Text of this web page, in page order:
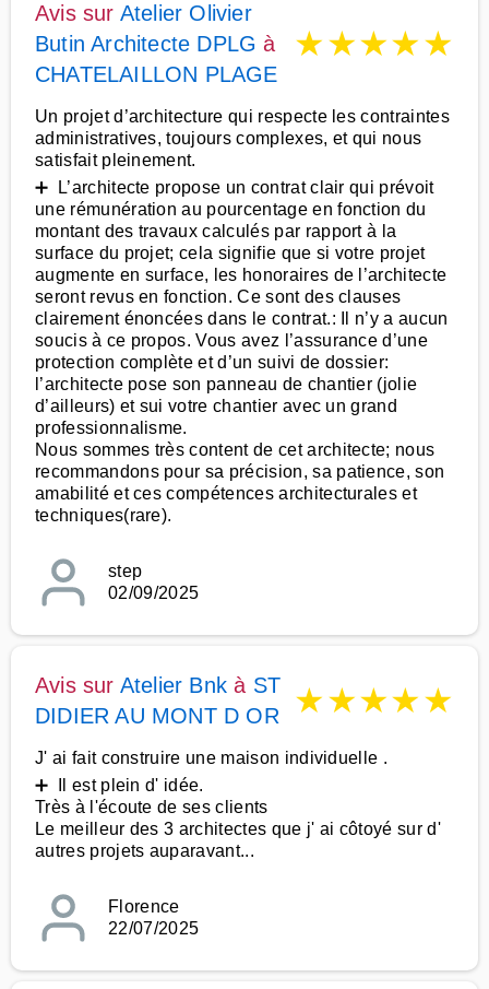
Avis sur Atelier Olivier
Butin Architecte DPLG à
CHATELAILLON PLAGE
★★★★★
Un projet d’architecture qui respecte les contraintes
administratives, toujours complexes, et qui nous
satisfait pleinement.
➕ L’architecte propose un contrat clair qui prévoit
une rémunération au pourcentage en fonction du
montant des travaux calculés par rapport à la
surface du projet; cela signifie que si votre projet
augmente en surface, les honoraires de l’architecte
seront revus en fonction. Ce sont des clauses
clairement énoncées dans le contrat.: Il n’y a aucun
soucis à ce propos. Vous avez l’assurance d’une
protection complète et d’un suivi de dossier:
l’architecte pose son panneau de chantier (jolie
d’ailleurs) et sui votre chantier avec un grand
professionnalisme.
Nous sommes très content de cet architecte; nous
recommandons pour sa précision, sa patience, son
amabilité et ces compétences architecturales et
techniques(rare).
step
02/09/2025
Avis sur Atelier Bnk à ST
DIDIER AU MONT D OR
★★★★★
J' ai fait construire une maison individuelle .
➕ Il est plein d' idée.
Très à l'écoute de ses clients
Le meilleur des 3 architectes que j' ai côtoyé sur d'
autres projets auparavant...
Florence
22/07/2025